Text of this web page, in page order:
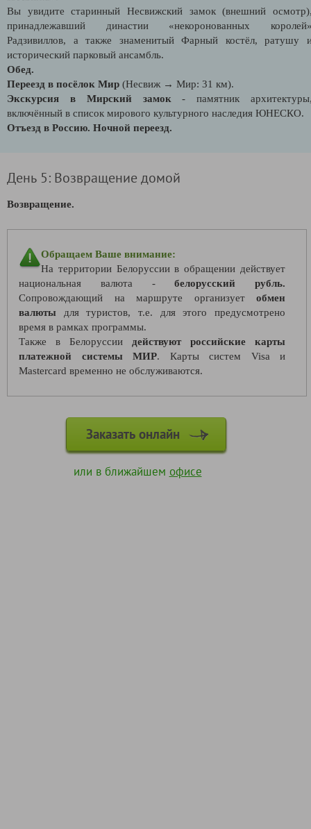
Вы увидите старинный Несвижский замок (внешний
принадлежавший династии «некоронованных
Радзивиллов, а также знаменитый Фарный костёл, ратушу
исторический парковый ансамбль.
Обед.
Переезд в посёлок Мир (Несвиж → Мир: 31 км).
Экскурсия в Мирский замок - памятник
включённый в список мирового культурного наследия ЮНЕСКО.
Отъезд в Россию. Ночной переезд.
День 5: Возвращение домой
Возвращение.
Обращаем Ваше внимание:
На территории Белоруссии в обращении действует
национальная валюта -белорусский рубль.
Сопровождающий на маршруте организует обмен
валюты для туристов, т.е. для этого предусмотрено
время в рамках программы.
Также в Белоруссии действуют российские карты
платежной системы МИР. Карты систем Visa и
Mastercard временно не обслуживаются.
Заказать онлайн
или в ближайшем офисе